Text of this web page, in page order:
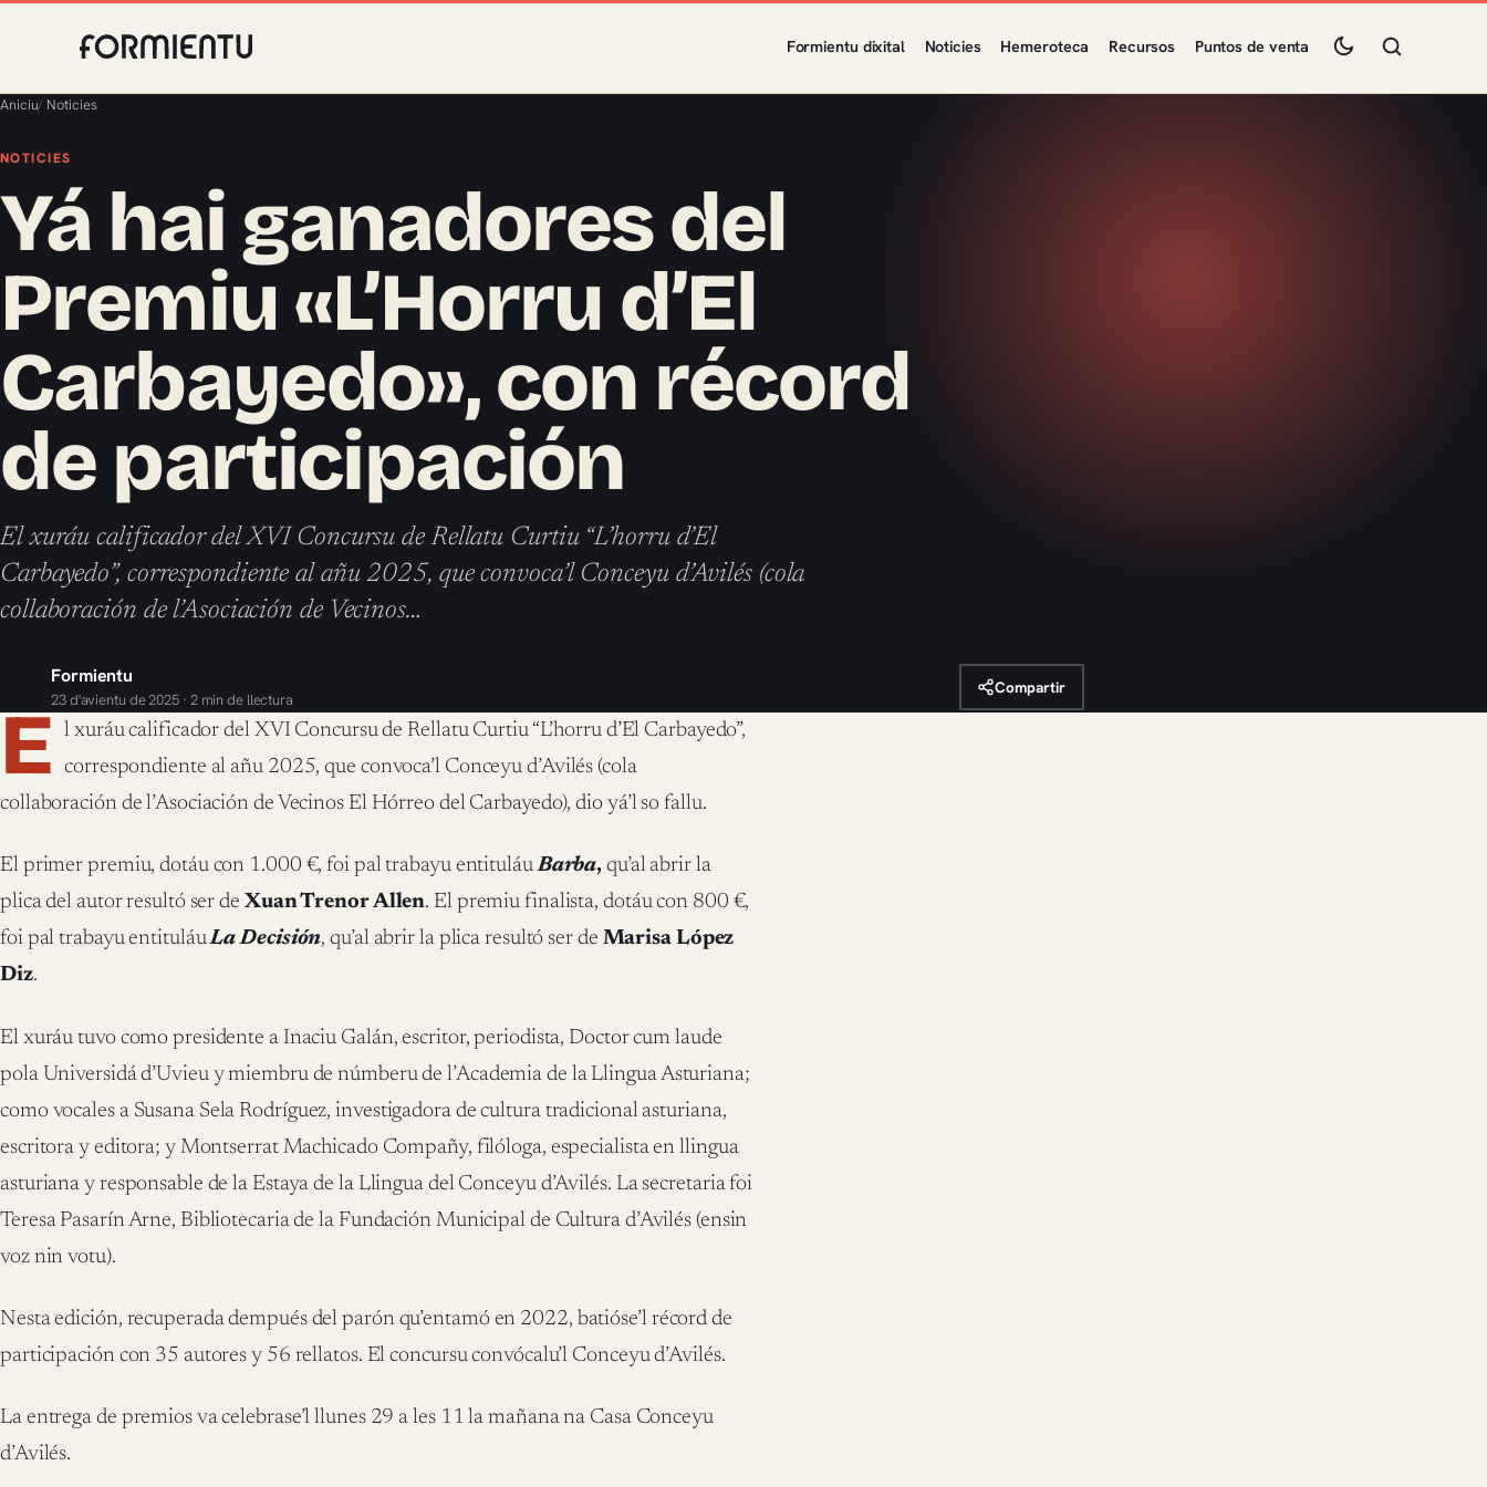
Formientu dixital Noticies Hemeroteca Recursos Puntos de venta
Aniciu/ Noticies
NOTICIES
Yá hai ganadores del
Premiu «L’Horru d’El
Carbayedo», con récord
de participación
El xuráu calificador del XVI Concursu de Rellatu Curtiu “L’horru d’El
Carbayedo”, correspondiente al añu 2025, que convoca’l Conceyu d’Avilés (cola
collaboración de l’Asociación de Vecinos…
Formientu
23 d'avientu de 2025 · 2 min de llectura
Compartir
E l xuráu calificador del XVI Concursu de Rellatu Curtiu “L’horru d’El Carbayedo”,
correspondiente al añu 2025, que convoca’l Conceyu d’Avilés (cola
collaboración de l’Asociación de Vecinos El Hórreo del Carbayedo), dio yá’l so fallu.
El primer premiu, dotáu con 1.000 €, foi pal trabayu entituláuBarba, qu’al abrir la
plica del autor resultó ser de Xuan Trenor Allen. El premiu finalista, dotáu con 800 €,
foi pal trabayu entituláuLa Decisión, qu’al abrir la plica resultó ser de Marisa López
Diz.
El xuráu tuvo como presidente a Inaciu Galán, escritor, periodista, Doctor cum laude
pola Universidá d’Uvieu y miembru de númberu de l’Academia de la Llingua Asturiana;
como vocales a Susana Sela Rodríguez, investigadora de cultura tradicional asturiana,
escritora y editora; y Montserrat Machicado Compañy, filóloga, especialista en llingua
asturiana y responsable de la Estaya de la Llingua del Conceyu d’Avilés. La secretaria foi
Teresa Pasarín Arne, Bibliotecaria de la Fundación Municipal de Cultura d’Avilés (ensin
voz nin votu).
Nesta edición, recuperada dempués del parón qu’entamó en 2022, batióse’l récord de
participación con 35 autores y 56 rellatos. El concursu convócalu’l Conceyu d’Avilés.
La entrega de premios va celebrase’l llunes 29 a les 11 la mañana na Casa Conceyu
d’Avilés.